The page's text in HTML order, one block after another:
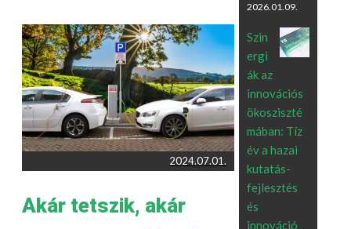
2024.07.01.
Akár tetszik, akár
2026.01.09.
Szin
ergi
ák az
innovációs
ökosziszté
mában: Tíz
év a hazai
kutatás-
fejlesztés
és
innováció